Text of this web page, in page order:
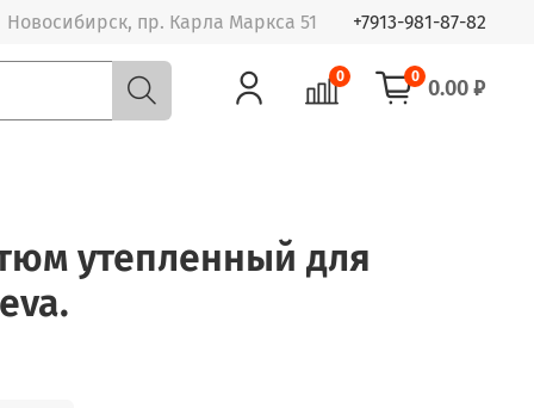
Новосибирск, пр. Карла Маркса 51 +7913-981-87-82
0 0 0.00 ₽
утепленный для